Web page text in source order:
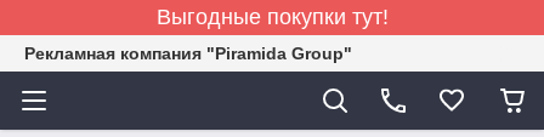
Выгодные покупки тут!
Рекламная компания "Piramida Group"